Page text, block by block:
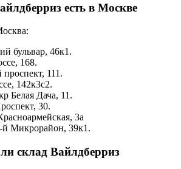
есть в Москве
бульвар, 46к1.
168.
111.
142к3с2.
Белая Дача, 11.
30.
3а
Микрорайон, 39к1.
склад Вайлдберриз